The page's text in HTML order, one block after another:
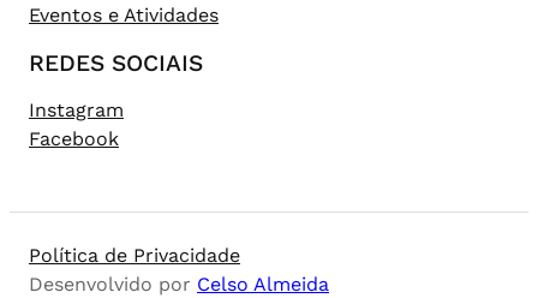
Eventos e Atividades
REDES SOCIAIS
Instagram
Facebook
Política de Privacidade
Desenvolvido por Celso Almeida